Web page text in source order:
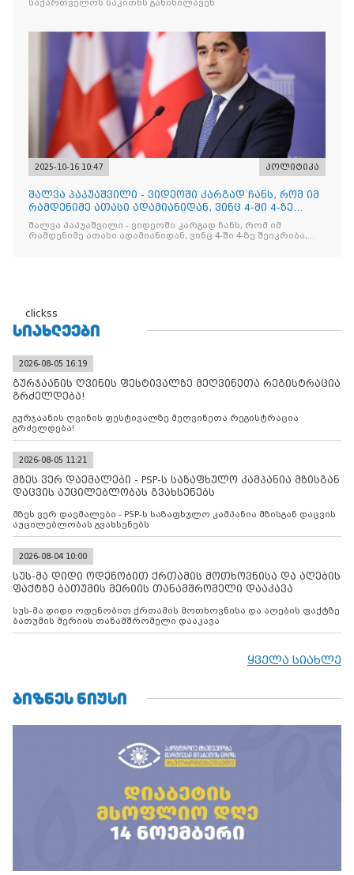
საქართველოს საკითხს განიხილავენ
2025-10-16 10:47 პოლიტიკა
შალვა პაპუაშვილი - ვიდეოში კარგად ჩანს, რომ იმ
რამდენიმე ათასი ადამიანიდან, ვინც 4-ში 4-ზე
შეიკრიბა,
შალვა პაპუაშვილი - ვიდეოში კარგად ჩანს, რომ იმ
რამდენიმე ათასი ადამიანიდან, ვინც 4-ში 4-ზე შეიკრიბა,
clickss
ᲡᲘᲐᲮᲚᲔᲔᲑᲘ
2026-08-05 16:19
გურჯაანის ღვინის ფესტივალზე მეღვინეთა რეგისტრაცია
გრძელდება!
გურჯაანის ღვინის ფესტივალზე მეღვინეთა რეგისტრაცია
გრძელდება!
2026-08-05 11:21
მზეს ვერ დაემალები - PSP-ს საზაფხულო კამპანია მზისგან
დაცვის აუცილებლობას გვახსენებს
მზეს ვერ დაემალები - PSP-ს საზაფხულო კამპანია მზისგან დაცვის
აუცილებლობას გვახსენებს
2026-08-04 10:00
სუს-მა დიდი ოდენობით ქრთამის მოთხოვნისა და აღების
ფაქტზე ბათუმის მერიის თანამშრომელი დააკავა
სუს-მა დიდი ოდენობით ქრთამის მოთხოვნისა და აღების ფაქტზე
ბათუმის მერიის თანამშრომელი დააკავა
ყველა სიახლე
ᲑᲘᲖᲜᲔᲡ ᲜᲘᲣᲡᲘ